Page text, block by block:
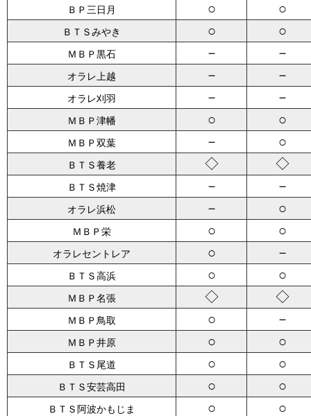
ＢＰ三日月 ○ ○
ＢＴＳみやき ○ ○
ＭＢＰ黒石 － －
オラレ上越 － －
オラレ刈羽 － －
ＭＢＰ津幡 ○ ○
ＭＢＰ双葉 － ○
ＢＴＳ養老 ◇ ◇
ＢＴＳ焼津 － －
オラレ浜松 － ○
ＭＢＰ栄 ○ ○
オラレセントレア ○ －
ＢＴＳ高浜 ○ ○
ＭＢＰ名張 ◇ ◇
ＭＢＰ鳥取 ○ －
ＭＢＰ井原 ○ ○
ＢＴＳ尾道 ○ ○
ＢＴＳ安芸高田 ○ ○
ＢＴＳ阿波かもじま ○ ○